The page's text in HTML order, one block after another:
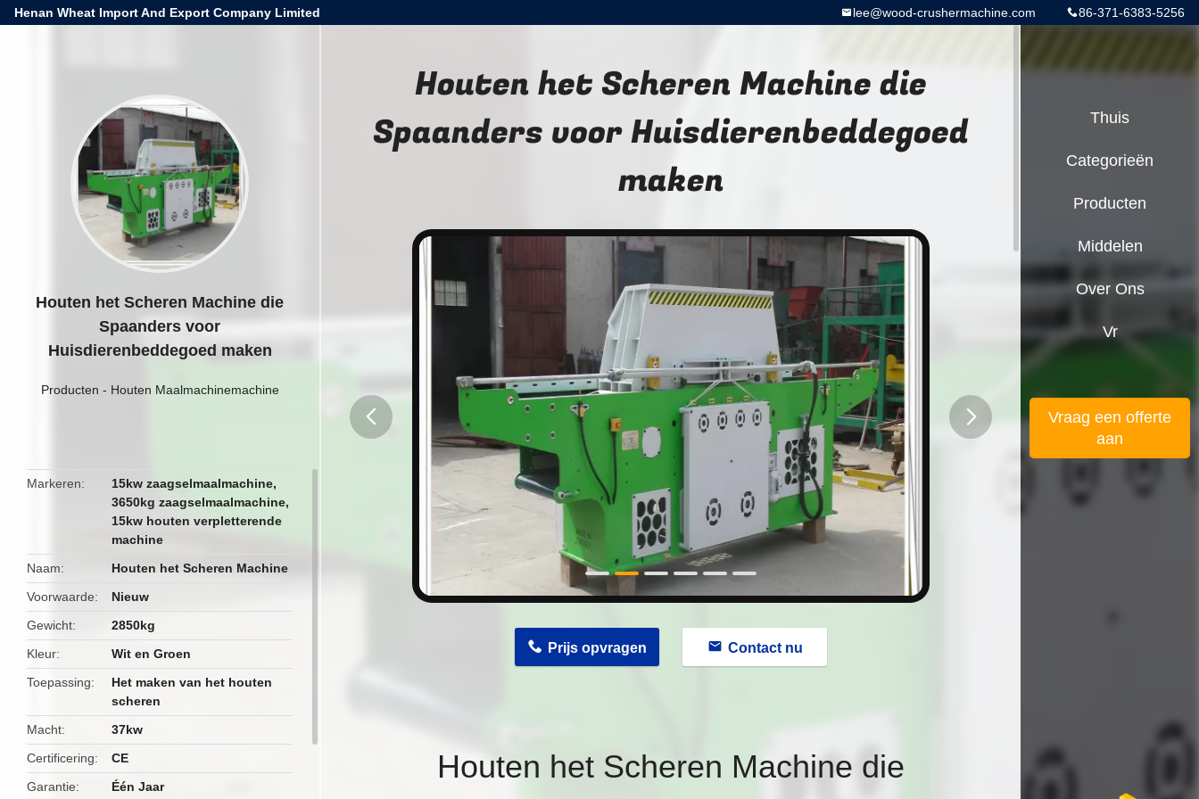
Henan Wheat Import And Export Company Limited 86-371-6383-5256
lee@wood-crushermachine.com
Houten het Scheren Machine die
Spaanders voor
Huisdierenbeddegoed maken
Producten - Houten Maalmachinemachine
Markeren 15kw zaagselmaalmachine,
3650kg zaagselmaalmachine,
15kw houten verpletterende
machine
Naam
Houten het Scheren Machine
Voorwaarde
Nieuw
Gewicht
2850kg
Kleur
Wit en Groen
Toepassing
Het maken van het houten
scheren
Macht
37kw
Certificering
CE
Garantie
Één Jaar
Houten het Scheren Machine die
Spaanders voor Huisdierenbeddegoed
maken
Prijs opvragen Contact nu
Houten het Scheren Machine die
Thuis
Categorieën
Producten
Middelen
Over Ons
Vr
Vraag een offerte
aan